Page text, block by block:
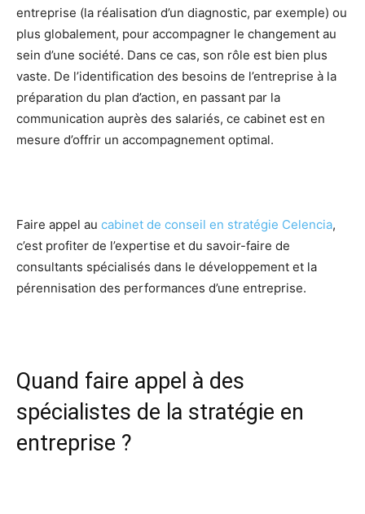
entreprise (la réalisation d’un diagnostic, par exemple) ou
plus globalement, pour accompagner le changement au
sein d’une société. Dans ce cas, son rôle est bien plus
vaste. De l’identification des besoins de l’entreprise à la
préparation du plan d’action, en passant par la
communication auprès des salariés, ce cabinet est en
mesure d’offrir un accompagnement optimal.
Faire appel au cabinet de conseil en stratégie Celencia,
c’est profiter de l’expertise et du savoir-faire de
consultants spécialisés dans le développement et la
pérennisation des performances d’une entreprise.
Quand faire appel à des
spécialistes de la stratégie en
entreprise ?